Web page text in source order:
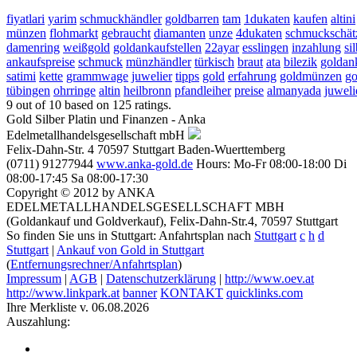
fiyatlari yarim schmuckhändler goldbarren tam 1dukaten kaufen altini
münzen flohmarkt gebraucht diamanten unze 4dukaten
damenring weißgold goldankaufstellen 22ayar esslingen inzahlung
ankaufspreise schmuck münzhändler türkisch braut ata bilezik
satimi kette grammwage juwelier tipps gold erfahrung goldmünzen
tübingen ohrringe altin heilbronn pfandleiher preise almanyada
9 out of 10 based on 125 ratings.
Gold Silber Platin und Finanzen - Anka
Edelmetallhandelsgesellschaft mbH
Felix-Dahn-Str. 4 70597 Stuttgart Baden-Wuerttemberg
(0711) 91277944 www.anka-gold.de Hours: Mo-Fr 08:00-18:00 Di
08:00-17:45 Sa 08:00-17:30
Copyright © 2012 by ANKA
EDELMETALLHANDELSGESELLSCHAFT MBH
(Goldankauf und Goldverkauf), Felix-Dahn-Str.4, 70597 Stuttgart
So finden Sie uns in Stuttgart: Anfahrtsplan nach Stuttgart c h d
Stuttgart | Ankauf von Gold in Stuttgart
(Entfernungsrechner/Anfahrtsplan)
Impressum | AGB | Datenschutzerklärung | http://www.oev.at
http://www.linkpark.at banner KONTAKT quicklinks.com
Ihre Merkliste v. 06.08.2026
Auszahlung: